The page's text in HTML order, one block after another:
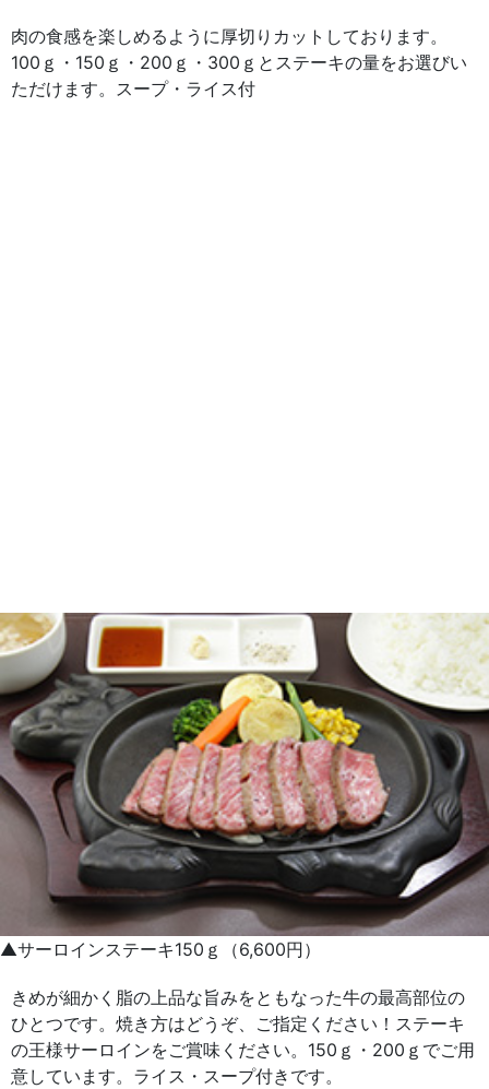
肉の食感を楽しめるように厚切りカットしております。
100ｇ・150ｇ・200ｇ・300ｇとステーキの量をお選びい
ただけます。スープ・ライス付
▲サーロインステーキ150ｇ（6,600円）
きめが細かく脂の上品な旨みをともなった牛の最高部位の
ひとつです。焼き方はどうぞ、ご指定ください！ステーキ
の王様サーロインをご賞味ください。150ｇ・200ｇでご用
意しています。ライス・スープ付きです。